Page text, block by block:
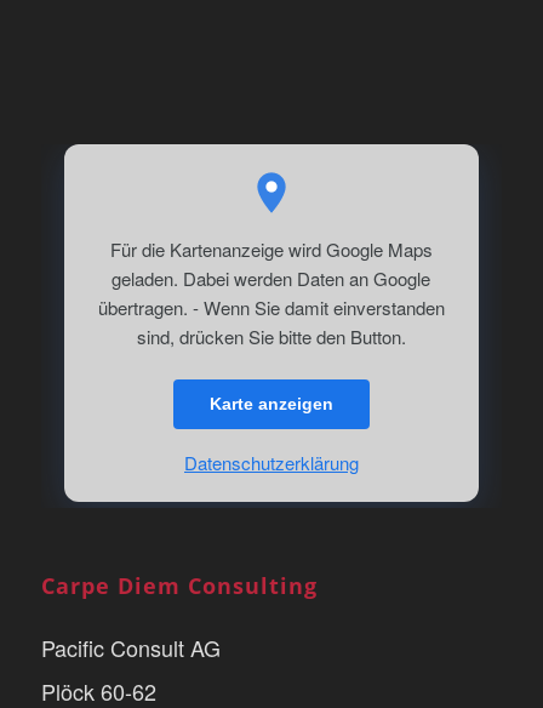
Für die Kartenanzeige wird Google Maps
geladen. Dabei werden Daten an Google
übertragen. - Wenn Sie damit einverstanden
sind, drücken Sie bitte den Button.
Karte anzeigen
Datenschutzerklärung
Carpe Diem Consulting
Pacific Consult AG
Plöck 60-62